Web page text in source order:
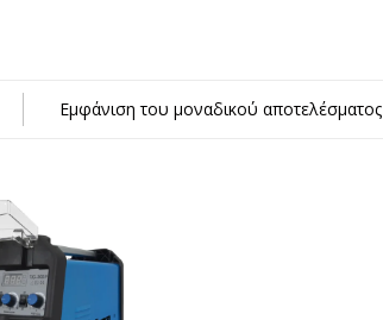
Εμφάνιση του μοναδικού αποτελέσματος
Αερίων